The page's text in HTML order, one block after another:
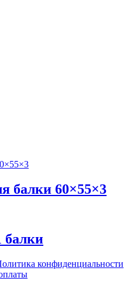
балки 60×55×3
балки
конфиденциальности